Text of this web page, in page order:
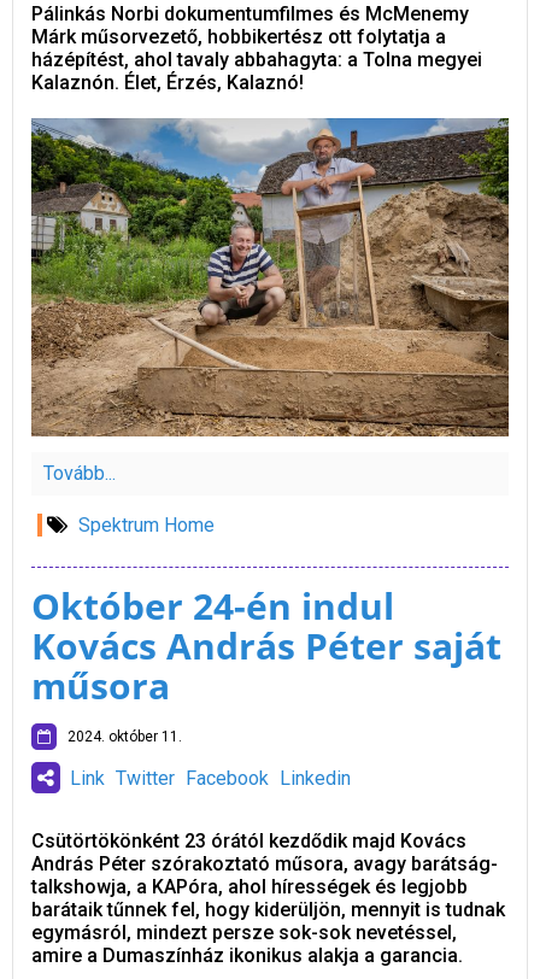
Pálinkás Norbi dokumentumfilmes és McMenemy
Márk műsorvezető, hobbikertész ott folytatja a
házépítést, ahol tavaly abbahagyta: a Tolna megyei
Kalaznón. Élet, Érzés, Kalaznó!
Tovább...
Spektrum Home
Október 24-én indul
Kovács András Péter saját
műsora
2024. október 11.
Link Twitter Facebook Linkedin
Csütörtökönként 23 órától kezdődik majd Kovács
András Péter szórakoztató műsora, avagy barátság-
talkshowja, a KAPóra, ahol hírességek és legjobb
barátaik tűnnek fel, hogy kiderüljön, mennyit is tudnak
egymásról, mindezt persze sok-sok nevetéssel,
amire a Dumaszínház ikonikus alakja a garancia.